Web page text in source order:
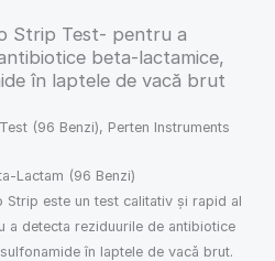
Strip Test- pentru a
beta-lactamice,
în laptele de vacă brut
(96 Benzi), Perten Instruments
Lactam (96 Benzi)
Strip este un test calitativ și rapid al
a detecta reziduurile de antibiotice
în laptele de vacă brut.